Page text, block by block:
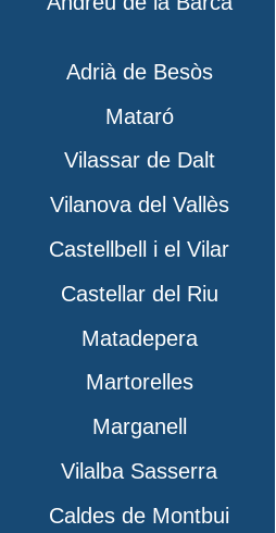
Adrià de Besòs
Mataró
Vilassar de Dalt
Vilanova del Vallès
Castellbell i el Vilar
Castellar del Riu
Matadepera
Martorelles
Marganell
Vilalba Sasserra
Caldes de Montbui